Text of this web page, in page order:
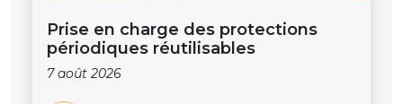
Prise en charge des protections
périodiques réutilisables
7 août 2026